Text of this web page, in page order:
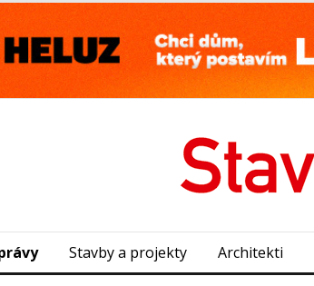
Stavby a projekty Architekti